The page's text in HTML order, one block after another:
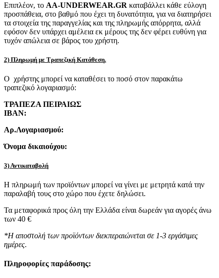
Επιπλέον, το AA-UNDERWEAR.GR καταβάλλει κάθε εύλογη
προσπάθεια, στο βαθμό που έχει τη δυνατότητα, για να διατηρήσει
τα στοιχεία της παραγγελίας και της πληρωμής απόρρητα, αλλά
εφόσον δεν υπάρχει αμέλεια εκ μέρους της δεν φέρει ευθύνη για
τυχόν απώλεια σε βάρος του χρήστη.
2) Πληρωμή με Τραπεζική Κατάθεση.
Ο χρήστης μπορεί να καταθέσει το ποσό στον παρακάτω
τραπεζικό λογαριασμό:
ΤΡΑΠΕΖΑ ΠΕΙΡΑΙΩΣ
IBAN:
Αρ.Λογαριασμού:
Όνομα δικαιούχου:
3) Αντικαταβολή
Η πληρωμή των προϊόντων μπορεί να γίνει με μετρητά κατά την
παραλαβή τους στο χώρο που έχετε δηλώσει.
Τα μεταφορικά προς όλη την Ελλάδα είναι δωρεάν για αγορές άνω
των 40 €
*Η αποστολή των προϊόντων διεκπεραιώνεται σε 1-3 εργάσιμες
ημέρες.
Πληροφορίες παράδοσης: